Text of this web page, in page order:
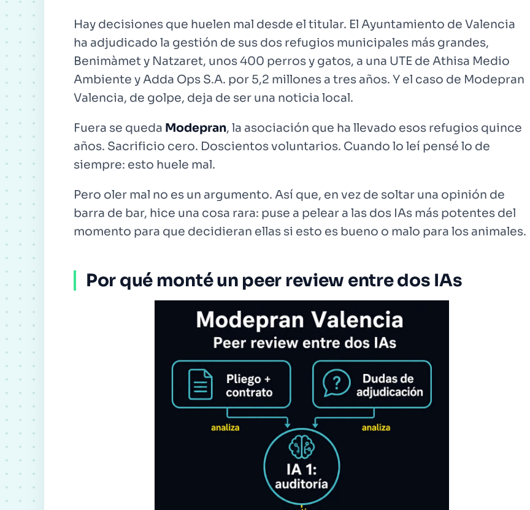
Hay decisiones que huelen mal desde el titular. El Ayuntamiento de Valencia
ha adjudicado la gestión de sus dos refugios municipales más grandes,
Benimàmet y Natzaret, unos 400 perros y gatos, a una UTE de Athisa Medio
Ambiente y Adda Ops S.A. por 5,2 millones a tres años. Y el caso de Modepran
Valencia, de golpe, deja de ser una noticia local.
Fuera se queda Modepran, la asociación que ha llevado esos refugios quince
años. Sacrificio cero. Doscientos voluntarios. Cuando lo leí pensé lo de
siempre: esto huele mal.
Pero oler mal no es un argumento. Así que, en vez de soltar una opinión de
barra de bar, hice una cosa rara: puse a pelear a las dos IAs más potentes del
momento para que decidieran ellas si esto es bueno o malo para los animales.
Por qué monté un peer review entre dos IAs